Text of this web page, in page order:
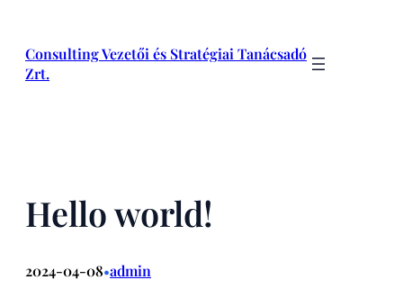
tartalomhoz
Consulting Vezetői és Stratégiai Tanácsadó
Zrt.
Hello world!
2024-04-08•admin